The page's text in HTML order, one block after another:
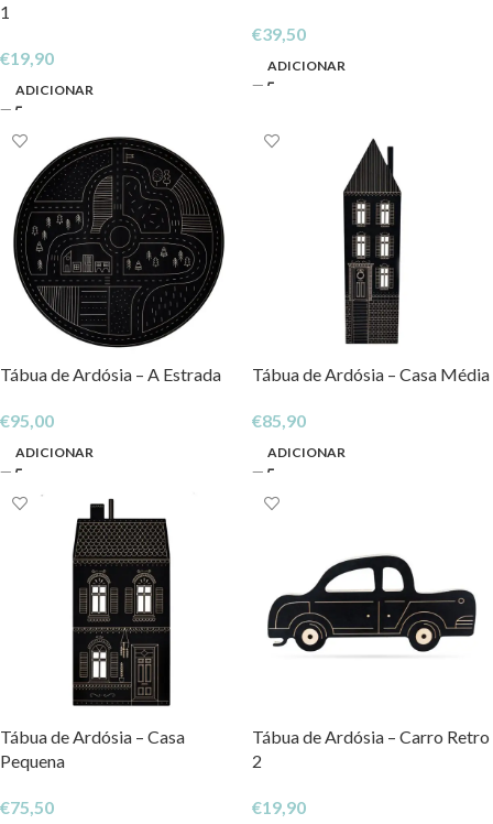
1
€19,90
ADICIONAR
€39,50
ADICIONAR
Tábua de Ardósia – A Estrada
€95,00
ADICIONAR
Tábua de Ardósia – Casa Média
€85,90
ADICIONAR
Tábua de Ardósia – Casa
Pequena
€75,50
Tábua de Ardósia – Carro Retro
2
€19,90